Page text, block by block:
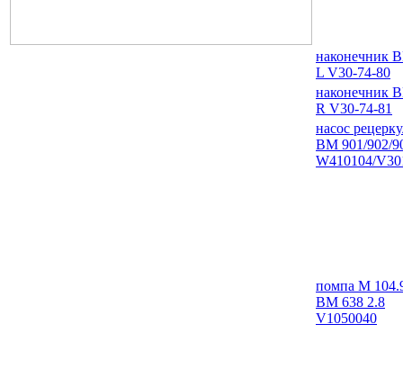
наконечник
L V30-74-80
наконечник
R V30-74-81
насос
ВМ 901/902/
W410104/
помпа М
ВМ 638 2.8
V1050040